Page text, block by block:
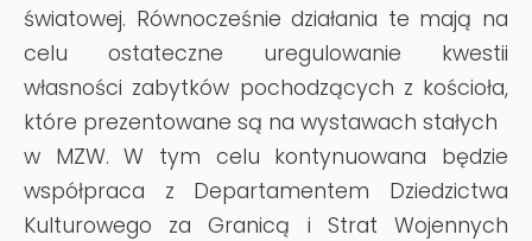
światowej. Równocześnie działania te mają na
celu ostateczne uregulowanie kwestii
własności zabytków pochodzących z kościoła,
które prezentowane są na wystawach stałych
w MZW. W tym celu kontynuowana będzie
współpraca z Departamentem Dziedzictwa
Kulturowego za Granicą i Strat Wojennych